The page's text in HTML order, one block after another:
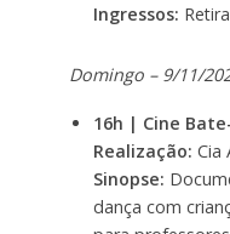
Ingressos:
Domingo – 9/11/
16h | Cine
Realização: Cia
Sinopse:
dança com